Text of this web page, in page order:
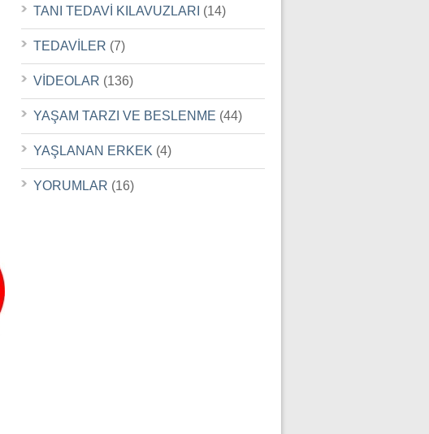
TANI TEDAVİ KILAVUZLARI (14)
TEDAVİLER (7)
VİDEOLAR (136)
YAŞAM TARZI VE BESLENME (44)
YAŞLANAN ERKEK (4)
YORUMLAR (16)